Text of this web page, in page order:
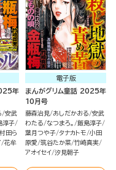
年
安武
淳子
村田ら
花牟
電子版
まんがグリム童話 2025年
10月号
藤森治見 あしだかおる 安武
わたる なつまろ。
飯島淳子
葉月つや子 タナカトモ 小田
原愛 筑谷たか菜 竹崎真実
アオイセイ 汐見朝子